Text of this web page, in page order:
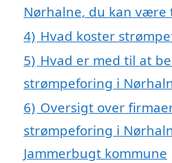
Nørhalne, du kan være
4) Hvad koster
5) Hvad er med til at
strømpeforing i
6) Oversigt over
strømpeforing i
Jammerbugt kommune